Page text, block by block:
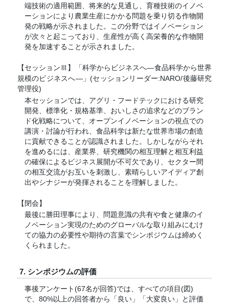
端技術の適用範囲、将来的な見通し、育種技術のイノベ
ーションにより農業生産にかかる問題を乗り切る作物開
発の戦略が示されました。この分野ではイノベーション
が次々と起こっており、生産性が高く高栄養的な作物開
発を加速することが示されました。
【セッション
】「科学からビジネスへ―食品科学から世界
規模のビジネスへ―」(セッションリーダー:NARO/後藤研究
管理役)
本セッションでは、アグリ・フードテックにおける研究
開発、標準化・規格基準、おいしさの追求などのブラン
ド化戦略について、オープンイノベーションの視点での
講演・討論が行われ、食品科学は新たな世界市場の創造
に貢献できることが認識されました。しかしながらそれ
を進めるには、産業界、研究機関の相互理解と相互利益
の確保によるビジネス展開が不可欠であり、セクター間
の相互交流がお互いを刺激し、素晴らしいアイディア創
出やシナジーが発揮されることを理解しました。
【閉会】
最後に勝田理事により、問題意識の共有や食と健康のイ
ノベーション実現のためのグローバルな取り組みにむけ
ての協力の必要性や期待の言葉でシンポジウムは締めく
くられました。
7. シンポジウムの評価
事後アンケート(67名が回答)では、すべての項目(図)
で、80%以上の回答者から「良い」「大変良い」と評価